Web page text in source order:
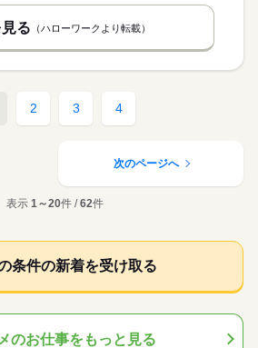
る （ハローワークより転載）
2 3 4
次のページへ
表示 1～20件 /62件
条件の新着を受け取る
のお仕事をもっと見る